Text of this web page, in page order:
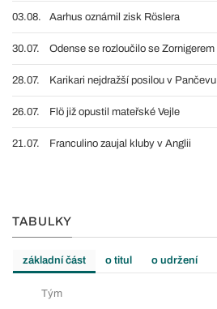
03.08. Aarhus oznámil zisk Röslera
30.07. Odense se rozloučilo se Zornigerem
28.07. Karikari nejdražší posilou v Pančevu
26.07. Flö již opustil mateřské Vejle
21.07. Franculino zaujal kluby v Anglii
TABULKY
základní část o titul o udržení
Tým